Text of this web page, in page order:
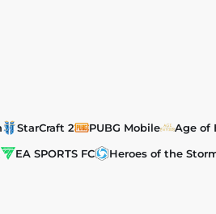
StarCraft 2 PUBG Mobile
Age of
EA SPORTS FC Heroes of the